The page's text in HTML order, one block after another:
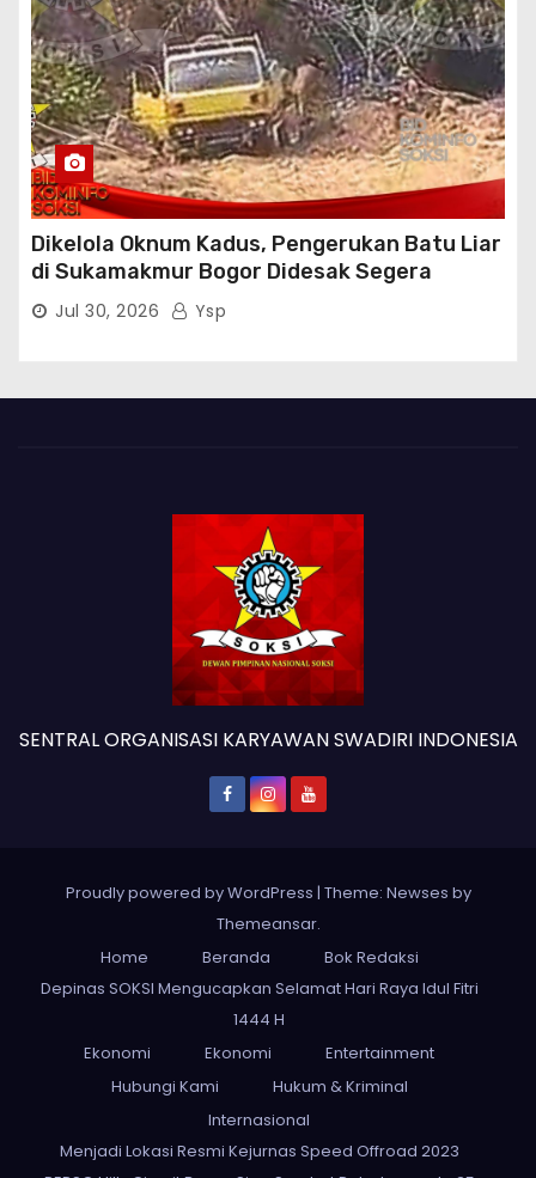
Dikelola Oknum Kadus, Pengerukan Batu Liar
di Sukamakmur Bogor Didesak Segera
Ditindak Hukum
Jul 30, 2026 Ysp
SENTRAL ORGANISASI KARYAWAN SWADIRI INDONESIA
Proudly powered by WordPress | Theme: Newses by
Themeansar.
Home
Beranda
Bok Redaksi
Depinas SOKSI Mengucapkan Selamat Hari Raya Idul Fitri
1444 H
Ekonomi
Ekonomi
Entertainment
Hubungi Kami
Hukum & Kriminal
Internasional
Menjadi Lokasi Resmi Kejurnas Speed Offroad 2023